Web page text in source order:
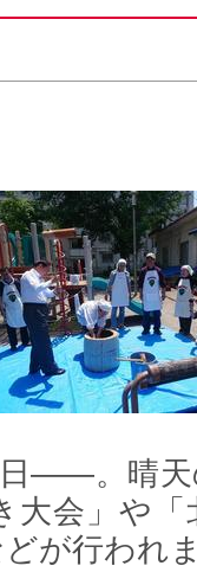
――。晴天
大会」や
が行われ